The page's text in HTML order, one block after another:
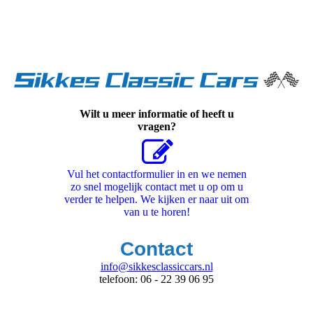
Wilt u meer informatie of heeft u
vragen?
Vul het contactformulier in en we nemen
zo snel mogelijk contact met u op om u
verder te helpen. We kijken er naar uit om
van u te horen!
Contact
info@sikkesclassiccars.nl
telefoon: 06 - 22 39 06 95